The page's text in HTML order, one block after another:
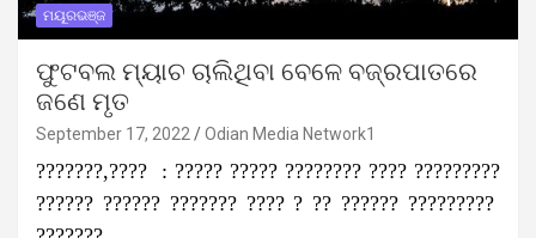
ମୟୂରଭଞ୍ଜ
ଫୁଟବଲ ମ୍ୟାଚ ଚାଲିଥିବା ବେଳେ ବଜ୍ରପାତରେ
ଜଣେ ମୃତ
September 17, 2022 Odian Media Network1
???????,???? : ????? ????? ???????? ???? ?????????
?????? ?????? ??????? ???? ? ?? ?????? ?????????